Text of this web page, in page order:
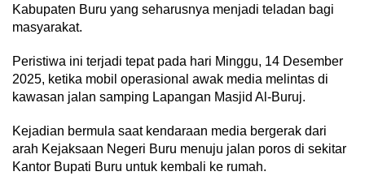
Kabupaten Buru yang seharusnya menjadi teladan bagi
masyarakat.
Peristiwa ini terjadi tepat pada hari Minggu, 14 Desember
2025, ketika mobil operasional awak media melintas di
kawasan jalan samping Lapangan Masjid Al-Buruj.
Kejadian bermula saat kendaraan media bergerak dari
arah Kejaksaan Negeri Buru menuju jalan poros di sekitar
Kantor Bupati Buru untuk kembali ke rumah.